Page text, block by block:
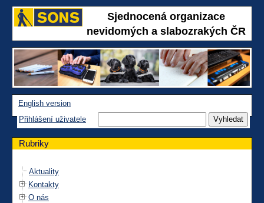
Sjednocená organizace
nevidomých a slabozrakých ČR
English version
Přihlášení uživatele
Rubriky
Aktuality
Kontakty
O nás